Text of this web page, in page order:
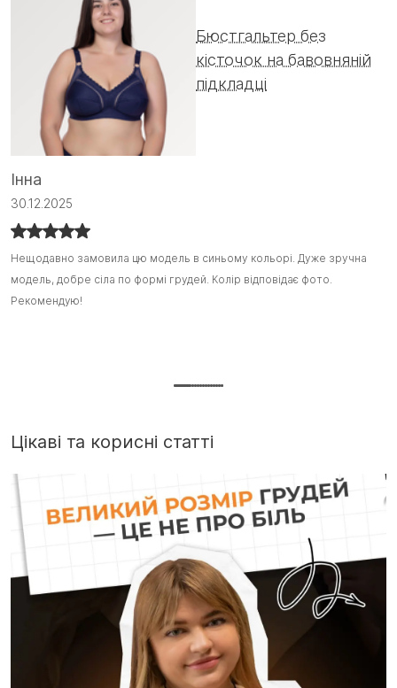
Бюстгальтер без
кісточок на бавовняній
підкладці
Інна
30.12.2025
Нещодавно замовила цю модель в синьому кольорі. Дуже зручна
модель, добре сіла по формі грудей. Колір відповідає фото.
Рекомендую!
Нещодавно замовила цю модель в синьому кольорі. Дуже зручна
модель, добре сіла по формі грудей. Колір відповідає фото.
Рекомендую! :)
Цікаві та корисні статті